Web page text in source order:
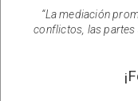
“La mediación
conflictos, las partes